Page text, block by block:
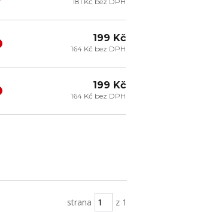
199 Kč
164 Kč bez DPH
199 Kč
164 Kč bez DPH
strana z 1